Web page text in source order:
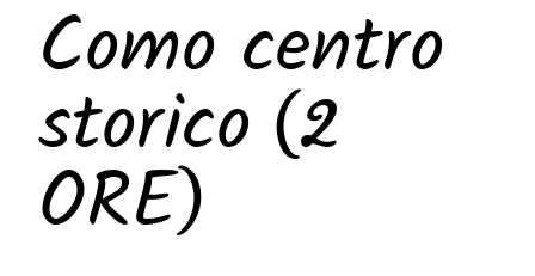
Como centro
storico (2
ORE)